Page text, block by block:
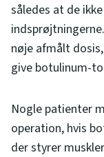
således at de
nøje afmålt
give botulinum-
Nogle patienter
operation, hvis
der styrer